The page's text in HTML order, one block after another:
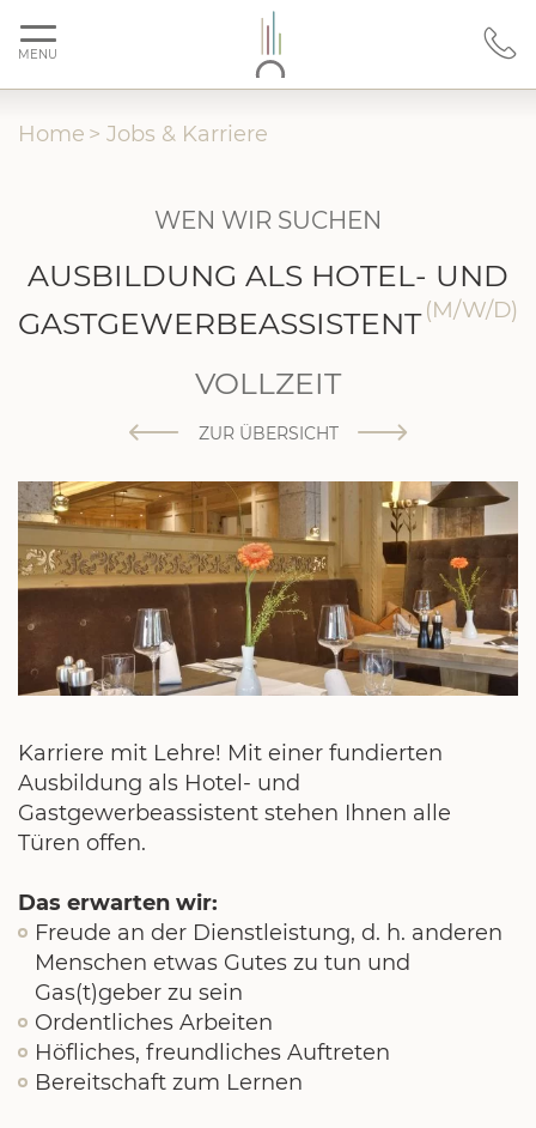
MENU
Home > Jobs & Karriere
WEN WIR SUCHEN
AUSBILDUNG ALS HOTEL- UND
GASTGEWERBEASSISTENT (M/W/D)
VOLLZEIT
ZUR ÜBERSICHT
Karriere mit Lehre! Mit einer fundierten
Ausbildung als Hotel- und
Gastgewerbeassistent stehen Ihnen alle
Türen offen.
Das erwarten wir:
Freude an der Dienstleistung, d. h. anderen
Menschen etwas Gutes zu tun und
Gas(t)geber zu sein
Ordentliches Arbeiten
Höfliches, freundliches Auftreten
Bereitschaft zum Lernen